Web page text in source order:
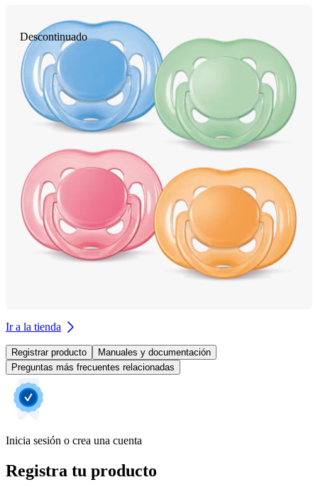
Descontinuado
Ir a la tienda
Registrar producto
Manuales y documentación
Preguntas más frecuentes relacionadas
Inicia sesión o crea una cuenta
Registra tu producto